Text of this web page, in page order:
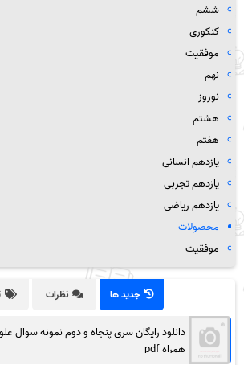
ششم
کنکوری
موفقیت
نهم
نوروز
هشتم
هفتم
یازدهم انسانی
یازدهم تجربی
یازدهم ریاضی
محصولات
موفقیت
جدید ها نظرات
دانلود رایگان سری پنجاه و دوم نمونه سوال
همراه pdf